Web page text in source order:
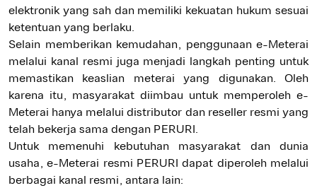
elektronik yang sah dan memiliki kekuatan hukum sesuai
ketentuan yang berlaku.
Selain memberikan kemudahan, penggunaan e-Meterai
melalui kanal resmi juga menjadi langkah penting untuk
memastikan keaslian meterai yang digunakan. Oleh
karena itu, masyarakat diimbau untuk memperoleh e-
Meterai hanya melalui distributor dan reseller resmi yang
telah bekerja sama dengan PERURI.
Untuk memenuhi kebutuhan masyarakat dan dunia
usaha, e-Meterai resmi PERURI dapat diperoleh melalui
berbagai kanal resmi, antara lain: